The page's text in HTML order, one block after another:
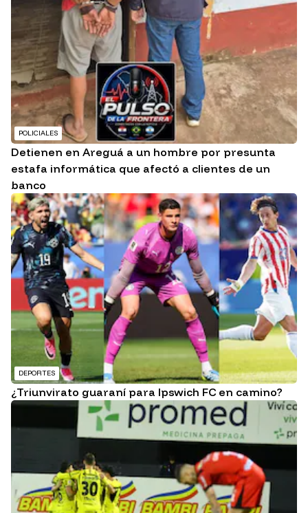
POLICIALES
Detienen en Areguá a un hombre por presunta
estafa informática que afectó a clientes de un
banco
DEPORTES
¿Triunvirato guaraní para Ipswich FC en camino?